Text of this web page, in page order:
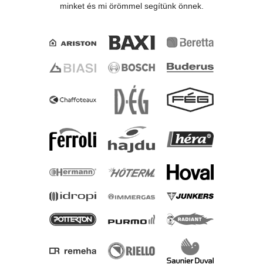
minket és mi örömmel segítünk önnek.